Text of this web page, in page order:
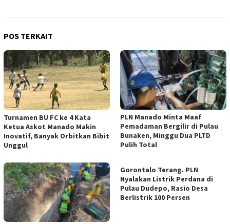
POS TERKAIT
Turnamen BU FC ke 4 Kata
Ketua Askot Manado Makin
Inovatif, Banyak Orbitkan Bibit
Unggul
PLN Manado Minta Maaf
Pemadaman Bergilir di Pulau
Bunaken, Minggu Dua PLTD
Pulih Total
Gorontalo Terang. PLN
Nyalakan Listrik Perdana di
Pulau Dudepo, Rasio Desa
Berlistrik 100 Persen